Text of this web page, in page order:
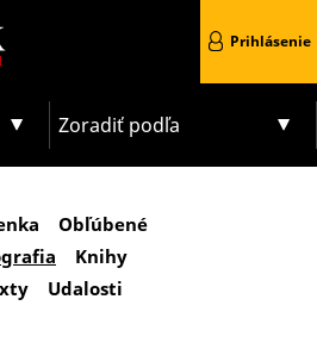
Zoradiť podľa
Prihlásenie
Obľúbené
Knihy
Udalosti